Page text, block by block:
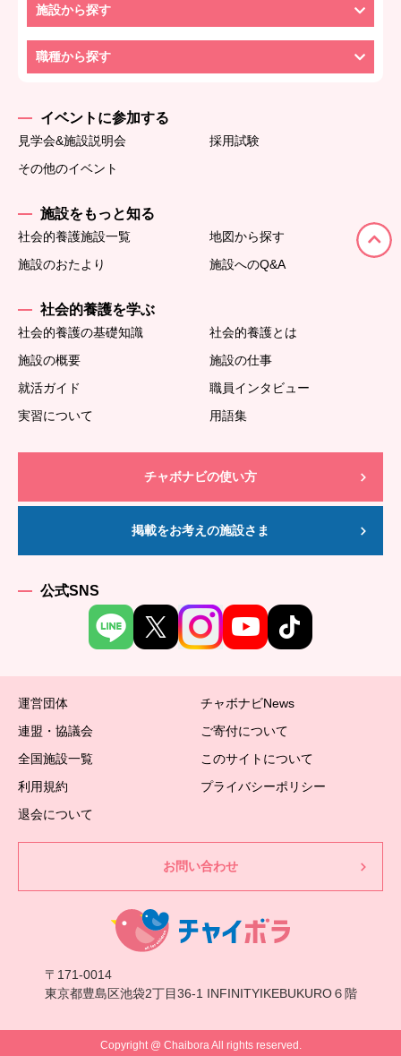
施設から探す
職種から探す
イベントに参加する
見学会&施設説明会
採用試験
その他のイベント
施設をもっと知る
社会的養護施設一覧
地図から探す
施設のおたより
施設へのQ&A
社会的養護を学ぶ
社会的養護の基礎知識
社会的養護とは
施設の概要
施設の仕事
就活ガイド
職員インタビュー
実習について
用語集
チャボナビの使い方
掲載をお考えの施設さま
公式SNS
運営団体
チャボナビNews
連盟・協議会
ご寄付について
全国施設一覧
このサイトについて
利用規約
プライバシーポリシー
退会について
お問い合わせ
〒171-0014
東京都豊島区池袋2丁目36-1 INFINITYIKEBUKURO６階
Copyright @ Chaibora All rights reserved.